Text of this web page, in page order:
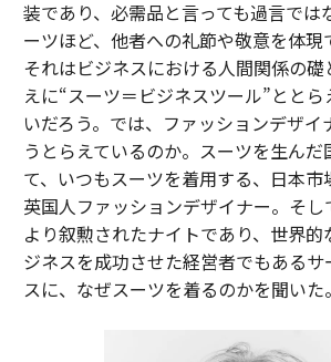
装であり、必需品と言っても過言では
ーツほど、他者への礼節や敬意を体現
それはビジネスにおける人間関係の礎
えに“スーツ＝ビジネスツール”とと
いだろう。では、ファッションデザ
うとらえているのか。スーツを生んだ
て、いつもスーツを着用する、日本市
英国人ファッションデザイナー。そし
より叙勲されたナイトであり、世界
ジネスを成功させた経営者でもあるサ
スに、なぜスーツを着るのかを聞いた。